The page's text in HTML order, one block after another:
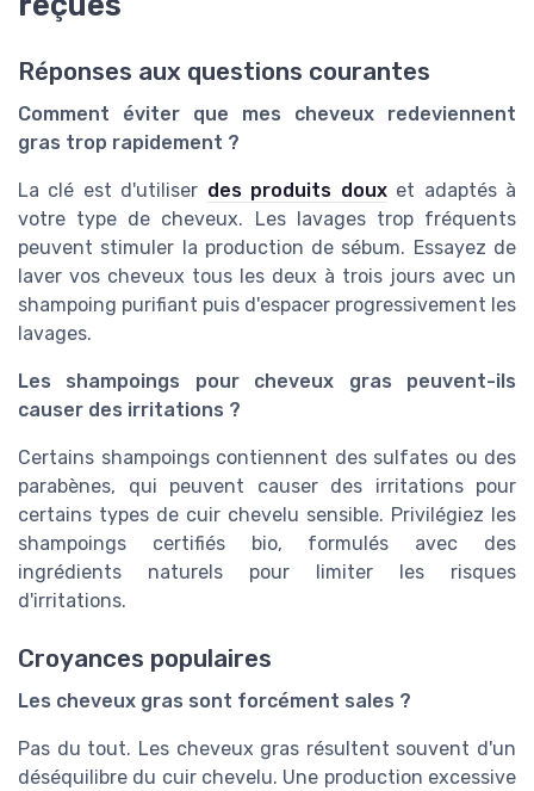
Réponses aux questions courantes
Comment éviter que mes cheveux redeviennent
gras trop rapidement ?
La clé est d'utiliser des produits douxet adaptés à
votre type de cheveux. Les lavages trop fréquents
peuvent stimuler la production de sébum. Essayez de
laver vos cheveux tous les deux à trois jours avec un
shampoing purifiant puis d'espacer progressivement les
lavages.
Les shampoings pour cheveux gras peuvent-ils
causer des irritations ?
Certains shampoings contiennent des sulfates ou des
parabènes, qui peuvent causer des irritations pour
certains types de cuir chevelu sensible. Privilégiez les
shampoings certifiés bio, formulés avec des
ingrédients naturels pour limiter les risques
d'irritations.
Croyances populaires
Les cheveux gras sont forcément sales ?
Pas du tout. Les cheveux gras résultent souvent d'un
déséquilibre du cuir chevelu. Une production excessive